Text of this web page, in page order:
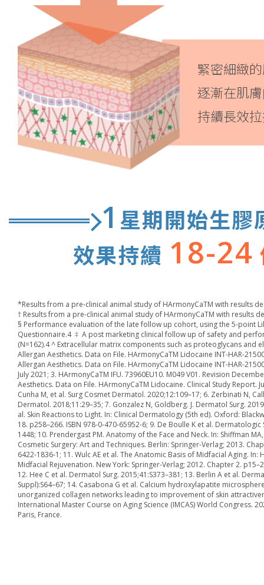
緊密細緻
逐漸在肌
持續長效
1 星期開始生膠
效果持續 18-24
*Results from a pre-clinical animal study of HArmonyCaTM with results
† Results from a pre-clinical animal study of HArmonyCaTM with results
§ Performance evaluation of the late follow up cohort, using the 5-point
Questionnaire.4 ‡ A post marketing clinical follow up of safety and
(N=162).4 ^ Extracellular matrix components such as proteoglycans and
Allergan Aesthetics. Data on File. HArmonyCaTM Lidocaine INT-HAR-
Allergan Aesthetics. Data on File. HArmonyCaTM Lidocaine INT-HAR-
July 2021; 3. HArmonyCaTM IFU. 73960EU10. M049 V01. Revision
Aesthetics. Data on File. HArmonyCaTM Lidocaine. Clinical Study Report.
Cunha M, et al. Surg Cosmet Dermatol. 2020;12:109–17; 6. Zerbinati N,
Dermatol. 2018;11:29–35; 7. Gonzalez N, Goldberg. J. Dermatol Surg.
al. Skin Reactions to Light. In: Clinical Dermatology (5th ed). Oxford:
18. p258–266. ISBN 978-0-470-65952-6; 9. De Boulle K et al. Dermatologic
1448; 10. Prendergast PM. Anatomy of the Face and Neck. In: Shiffman
Cosmetic Surgery: Art and Techniques. Berlin: Springer-Verlag; 2013.
6422-1836-1; 11. Wulc AE et al. The Anatomic Basis of Midfacial Aging. In:
Midfacial Rejuvenation. New York: Springer-Verlag; 2012. Chapter 2.
12. Hee C et al. Dermatol Surg. 2015;41:S373–381; 13. Berlin A et al.
Suppl):S64–67; 14. Casabona G et al. Calcium hydroxylapatite
unorganized collagen networks leading to improvement of skin
International Master Course on Aging Science (IMCAS) World Congress.
Paris, France.